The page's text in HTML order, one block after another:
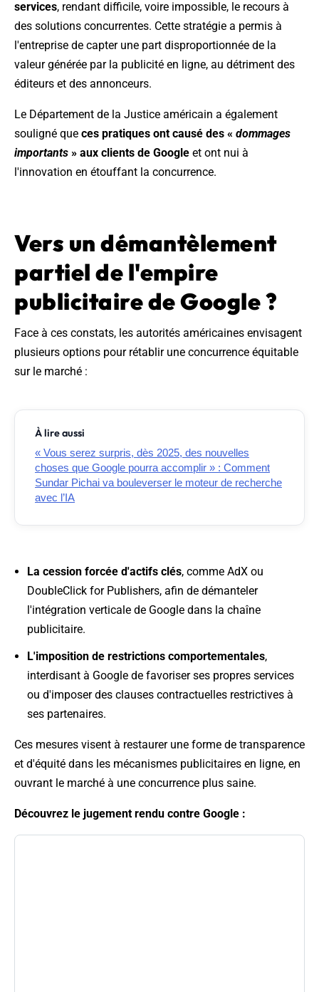
services, rendant difficile, voire impossible, le recours à
des solutions concurrentes. Cette stratégie a permis à
l'entreprise de capter une part disproportionnée de la
valeur générée par la publicité en ligne, au détriment des
éditeurs et des annonceurs.
Le Département de la Justice américain a également
souligné que ces pratiques ont causé des « dommages
importants » aux clients de Google et ont nui à
l'innovation en étouffant la concurrence.
Vers un démantèlement
partiel de l'empire
publicitaire de Google ?
Face à ces constats, les autorités américaines envisagent
plusieurs options pour rétablir une concurrence équitable
sur le marché :
À lire aussi
« Vous serez surpris, dès 2025, des nouvelles
choses que Google pourra accomplir » : Comment
Sundar Pichai va bouleverser le moteur de recherche
avec l’IA
La cession forcée d'actifs clés, comme AdX ou
DoubleClick for Publishers, afin de démanteler
l'intégration verticale de Google dans la chaîne
publicitaire.
L'imposition de restrictions comportementales,
interdisant à Google de favoriser ses propres services
ou d'imposer des clauses contractuelles restrictives à
ses partenaires.
Ces mesures visent à restaurer une forme de transparence
et d'équité dans les mécanismes publicitaires en ligne, en
ouvrant le marché à une concurrence plus saine.
Découvrez le jugement rendu contre Google :